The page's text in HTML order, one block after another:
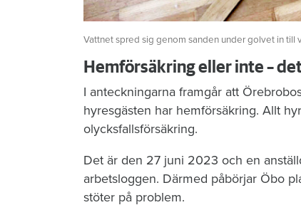
Vattnet spred sig genom sanden under golvet in till
Hemförsäkring eller inte –
I anteckningarna framgår att
hyresgästen har hemförsäkring. Allt
olycksfallsförsäkring.
Det är den 27 juni 2023 och en
arbetsloggen. Därmed påbörjar Öbo
stöter på problem.